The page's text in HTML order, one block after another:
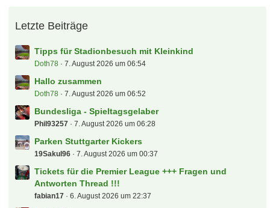
Letzte Beiträge
Tipps für Stadionbesuch mit Kleinkind
Doth78 7. August 2026 um 06:54
Hallo zusammen
Doth78 7. August 2026 um 06:52
Bundesliga - Spieltagsgelaber
Phil93257 7. August 2026 um 06:28
Parken Stuttgarter Kickers
19Sakul96 7. August 2026 um 00:37
Tickets für die Premier League +++ Fragen und
Antworten Thread !!!
fabian17 6. August 2026 um 22:37